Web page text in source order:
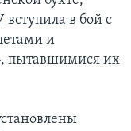
в бой с
и
пытавшимися их